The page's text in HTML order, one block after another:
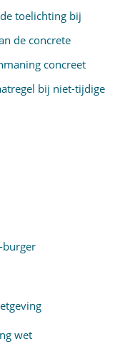
toelichting bij
de concrete
concreet
bij niet-tijdige
burger
wet